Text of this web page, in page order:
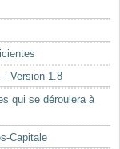
Version 1.8
qui se déroulera à
Capitale